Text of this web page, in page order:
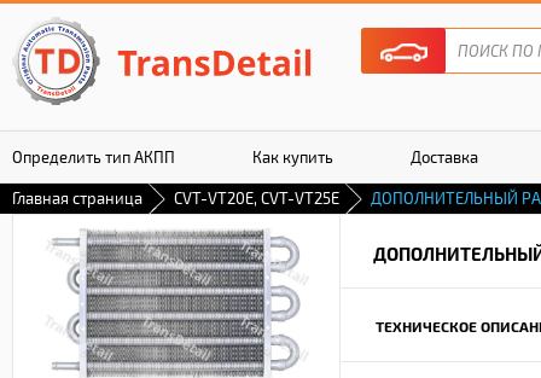
Определить тип АКПП Как купить Доставка
Гарантия
Главная страница CVT-VT20E, CVT-VT25E ДОПОЛНИТЕЛЬНЫЙ
ТЕХНИЧЕСКОЕ